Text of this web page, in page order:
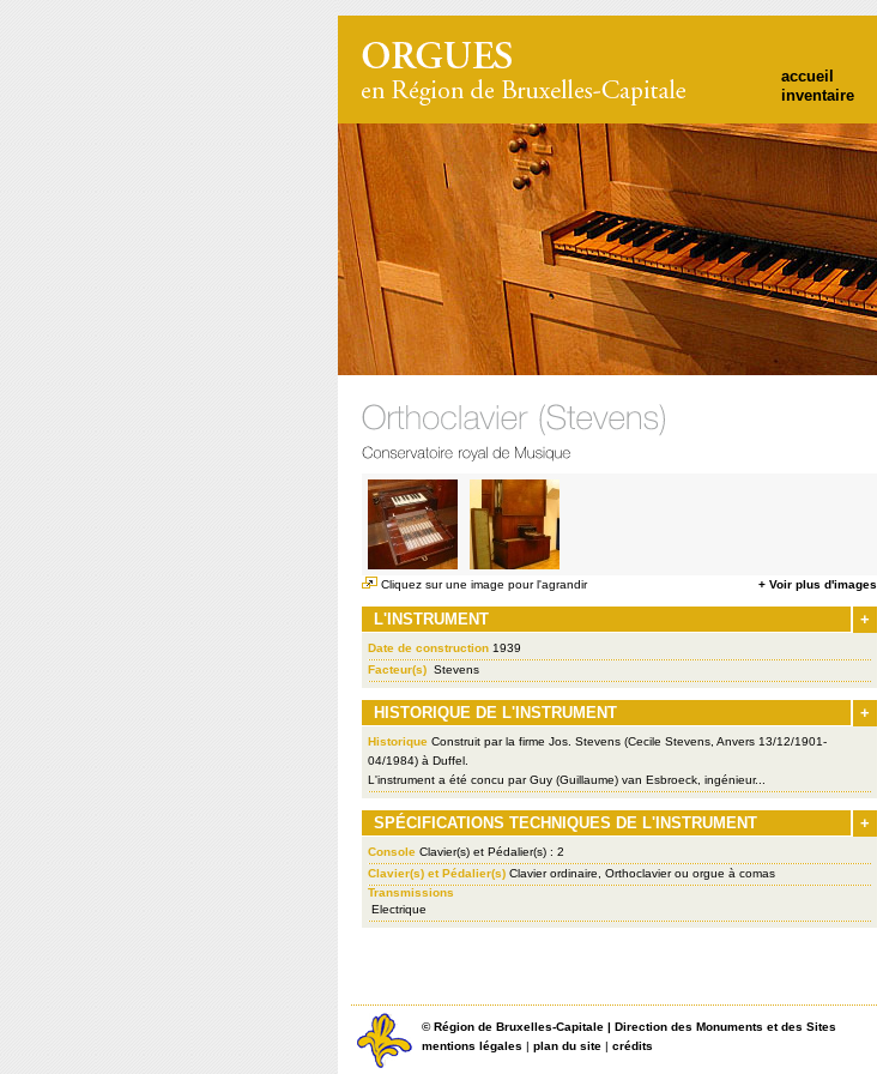
accueil
inventaire
Cliquez sur une image pour l'agrandir + Voir plus d'images
+
L'INSTRUMENT
Date de construction 1939
Facteur(s) Stevens
+
HISTORIQUE DE L'INSTRUMENT
Historique Construit par la firme Jos. Stevens (Cecile Stevens, Anvers 13/12/1901-
04/1984) à Duffel.
L'instrument a été concu par Guy (Guillaume) van Esbroeck, ingénieur...
+
SPÉCIFICATIONS TECHNIQUES DE L'INSTRUMENT
Console Clavier(s) et Pédalier(s) : 2
Clavier(s) et Pédalier(s) Clavier ordinaire, Orthoclavier ou orgue à comas
Transmissions
Electrique
©Région de Bruxelles-Capitale | Direction des Monuments et des Sites
mentions légales | plan du site | crédits